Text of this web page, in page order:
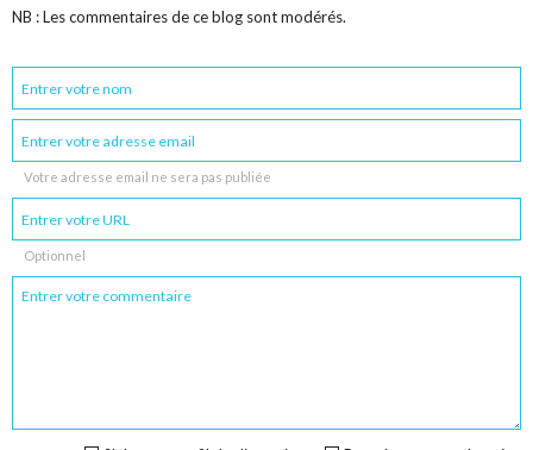
NB : Les commentaires de ce blog sont modérés.
Votre adresse email ne sera pas publiée
Optionnel